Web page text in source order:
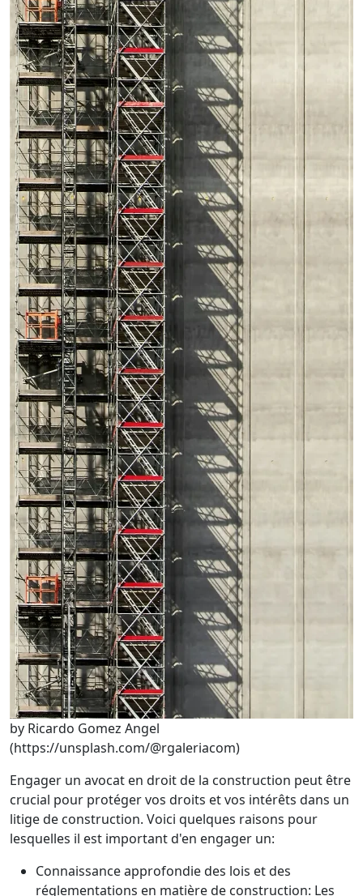
by Ricardo Gomez Angel
(https://unsplash.com/@rgaleriacom)
Engager un avocat en droit de la construction peut être
crucial pour protéger vos droits et vos intérêts dans un
litige de construction. Voici quelques raisons pour
lesquelles il est important d'en engager un:
Connaissance approfondie des lois et des
réglementations en matière de construction: Les